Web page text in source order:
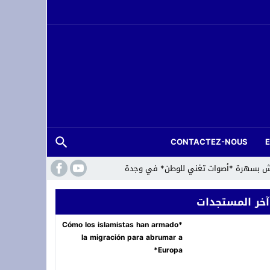
CONTACTEZ-NOUS
بسهرة *أصوات تغني للوطن* في وجدة
آخر المستجدات
*Cómo los islamistas han armado
la migración para abrumar a
Europa*